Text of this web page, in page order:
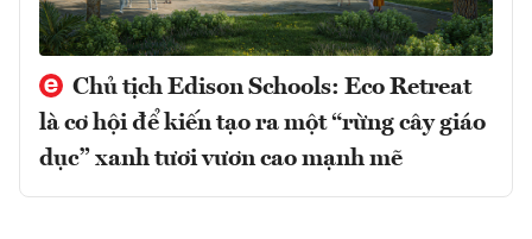
Chủ tịch Edison Schools: Eco Retreat
là cơ hội để kiến tạo ra một “rừng cây giáo
dục” xanh tươi vươn cao mạnh mẽ